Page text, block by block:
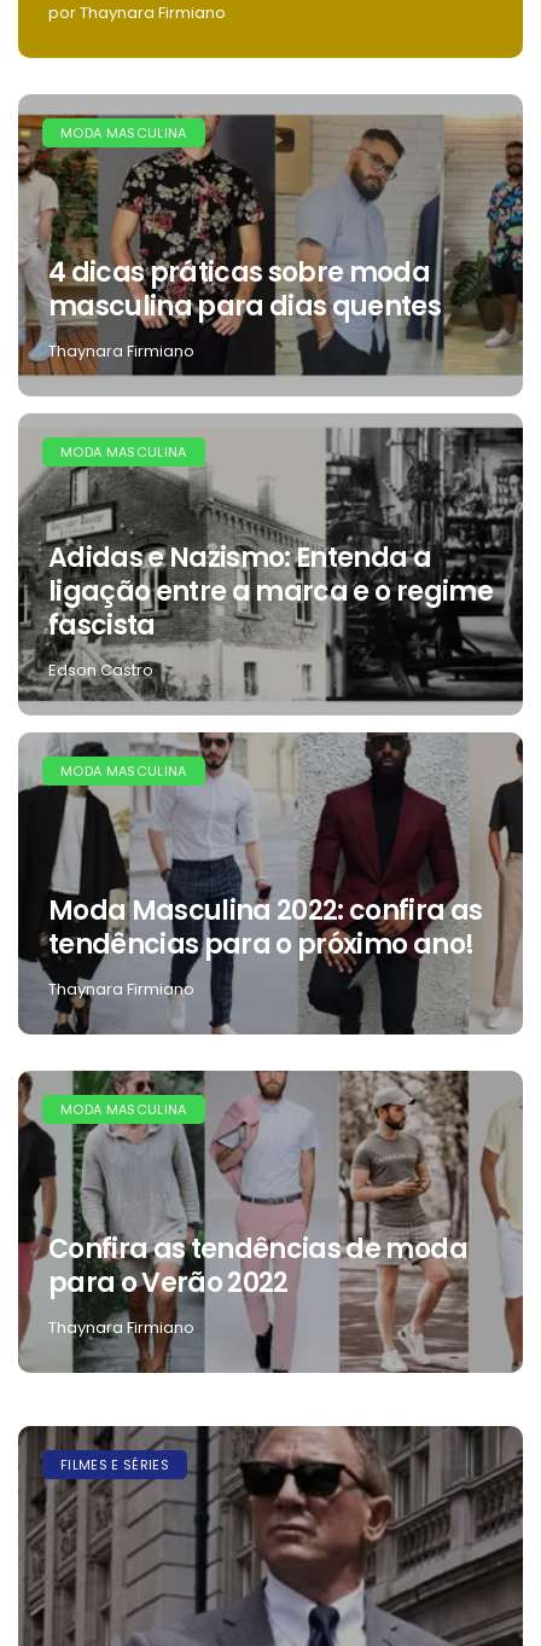
por Thaynara Firmiano
MODA MASCULINA
4 dicas práticas sobre moda
masculina para dias quentes
Thaynara Firmiano
MODA MASCULINA
Adidas e Nazismo: Entenda a
ligação entre a marca e o regime
fascista
Edson Castro
MODA MASCULINA
Moda Masculina 2022: confira as
tendências para o próximo ano!
Thaynara Firmiano
MODA MASCULINA
Confira as tendências de moda
para o Verão 2022
Thaynara Firmiano
FILMES E SÉRIES